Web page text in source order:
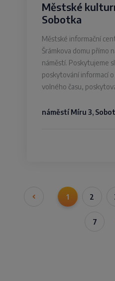
Městské
Sobotka
Městské informační
Šrámkova domu přímo
náměstí. Poskytujeme
poskytování informací
volného času,
náměstí Míru 3,
1 2
7